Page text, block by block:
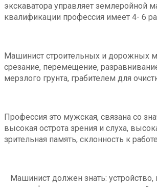
экскаватора управляет землеройной
квалификации профессия имеет 4- 6
Машинист строительных и дорожных
срезание, перемещение,
мерзлого грунта, грабителем для
Профессия это мужская, связана со
высокая острота зрения и слуха,
зрительная память, склонность к
Машинист должен знать: